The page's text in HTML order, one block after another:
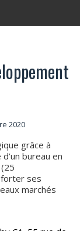
2020
grâce à
bureau en
ses
marchés